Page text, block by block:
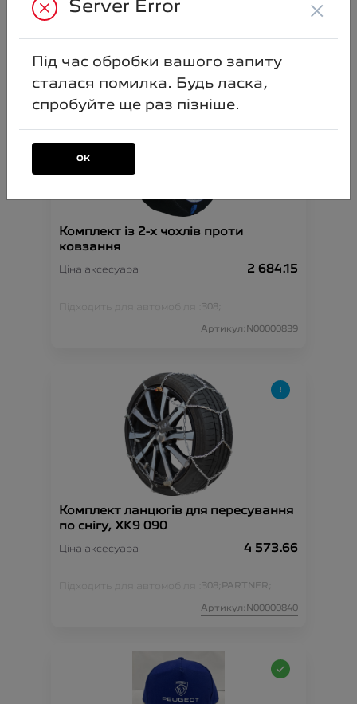
Ціна аксесуара
Комплект із 2-х чохлів проти
ковзання
Ціна аксесуара 2 684.15
Підходить для автомобіля : 308;
Артикул:N00000839
Комплект ланцюгів для пересування
по снігу, XK9 090
Ціна аксесуара 4 573.66
Підходить для автомобіля : 308; PARTNER;
Артикул:N00000840
Server Error ×
Під час обробки вашого запиту
сталася помилка. Будь ласка,
спробуйте ще раз пізніше.
ОК